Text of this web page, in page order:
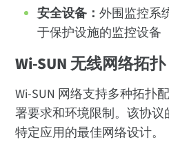
安全设备：外围监控系
于保护设施的监控设备
Wi-SUN 无线网络拓扑
Wi-SUN 网络支持多种拓扑
署要求和环境限制。该协
特定应用的最佳网络设计。